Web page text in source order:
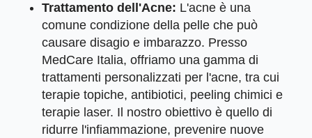
Trattamento dell'Acne: L'acne è una
comune condizione della pelle che può
causare disagio e imbarazzo. Presso
MedCare Italia, offriamo una gamma di
trattamenti personalizzati per l'acne, tra cui
terapie topiche, antibiotici, peeling chimici e
terapie laser. Il nostro obiettivo è quello di
ridurre l'infiammazione, prevenire nuove